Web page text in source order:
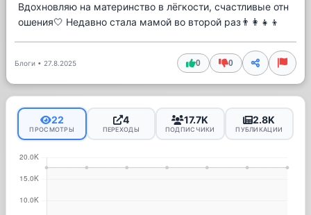
Вдохновляю на материнство в лёгкости, счастливые отн
ошения🤍 Недавно стала мамой во второй раз👨‍👩‍👧‍👦
Блоги • 27.8.2025 0 0
22
ПРОСМОТРЫ
4
ПЕРЕХОДЫ
17.7K
ПОДПИСЧИКИ
2.8K
ПУБЛИКАЦИИ